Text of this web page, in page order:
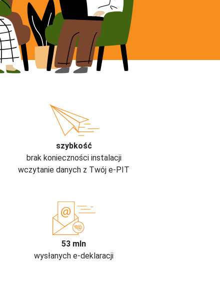
szybkość
brak konieczności instalacji
wczytanie danych z Twój e-PIT
53 mln
wysłanych e-deklaracji